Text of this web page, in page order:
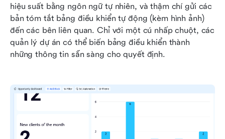
hiệu suất bằng ngôn ngữ tự nhiên, và thậm chí gửi các
bản tóm tắt bảng điều khiển tự động (kèm hình ảnh)
đến các bên liên quan. Chỉ với một cú nhấp chuột, các
quản lý dự án có thể biến bảng điều khiển thành
những thông tin sẵn sàng cho quyết định.